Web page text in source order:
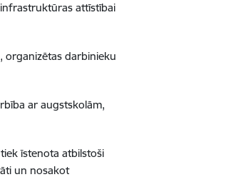
attīstībai
organizētas darbinieku
ar augstskolām,
īstenota atbilstoši
un nosakot